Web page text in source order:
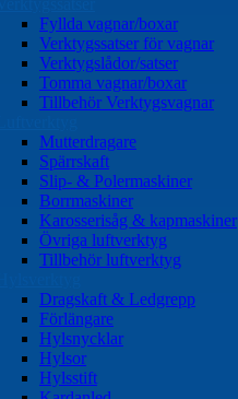
Fyllda vagnar/boxar
Verktygssatser för vagnar
Verktygslådor/satser
Tomma vagnar/boxar
Tillbehör Verktygsvagnar
Mutterdragare
Spärrskaft
Slip- & Polermaskiner
Borrmaskiner
Karosserisåg & kapmaskiner
Övriga luftverktyg
Tillbehör luftverktyg
Dragskaft & Ledgrepp
Förlängare
Hylsnycklar
Hylsor
Hylsstift